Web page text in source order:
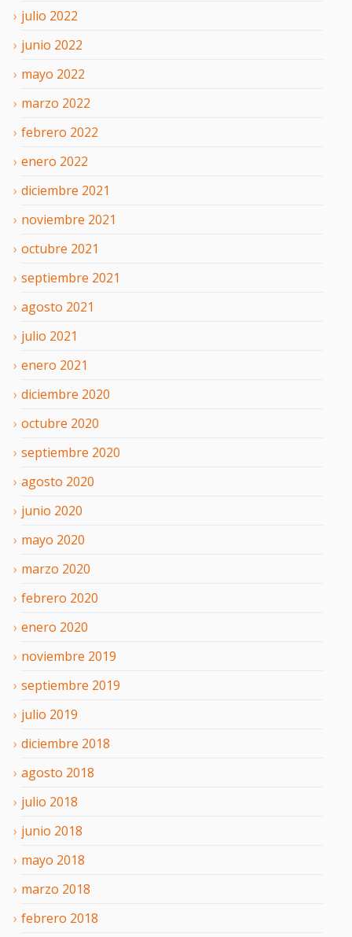
julio 2022
junio 2022
mayo 2022
marzo 2022
febrero 2022
enero 2022
diciembre 2021
noviembre 2021
octubre 2021
septiembre 2021
agosto 2021
julio 2021
enero 2021
diciembre 2020
octubre 2020
septiembre 2020
agosto 2020
junio 2020
mayo 2020
marzo 2020
febrero 2020
enero 2020
noviembre 2019
septiembre 2019
julio 2019
diciembre 2018
agosto 2018
julio 2018
junio 2018
mayo 2018
marzo 2018
febrero 2018